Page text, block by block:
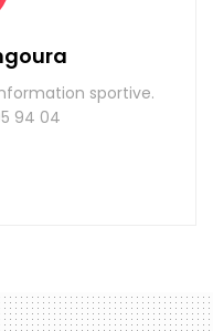
sportive.
94 04